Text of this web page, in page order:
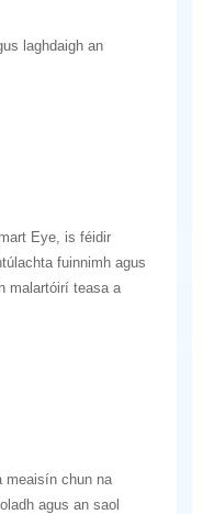
laghdaigh an
Eye, is féidir
fuinnimh agus
malartóirí teasa a
meaisín chun na
agus an saol